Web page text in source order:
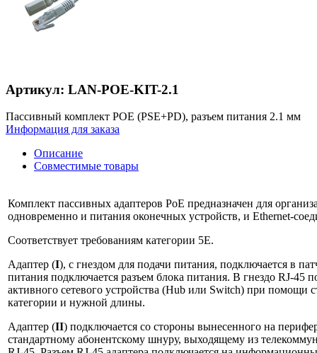
Артикул: LAN-POE-KIT-2.1
Пассивный комплект POE (PSE+PD), разъем питания 2.1 мм
Информация для заказа
Описание
Совместимые товары
Комплект пассивных адаптеров PoE предназначен для
одновременно и питания оконечных устройств, и Ethernet-
Соответствует требованиям категории 5E.
Адаптер (I), с гнездом для подачи питания, подключается в
питания подключается разъем блока питания. В гнездо RJ-45
активного сетевого устройства (Hub или Switch) при помощи
категории и нужной длины.
Адаптер (II) подключается со стороны вынесенного на
стандартному абонентскому шнуру, выходящему из